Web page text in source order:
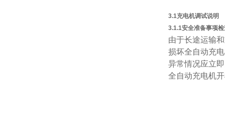
3.1充电机调试说明
3.1.1安全准备事项
由于长途运输
损坏全自动充
异常情况应立
全自动充电机